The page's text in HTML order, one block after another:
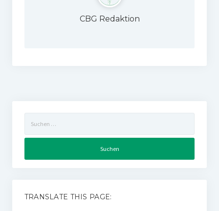
CBG Redaktion
nach:
TRANSLATE THIS PAGE: